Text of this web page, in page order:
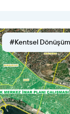
#Kentsel